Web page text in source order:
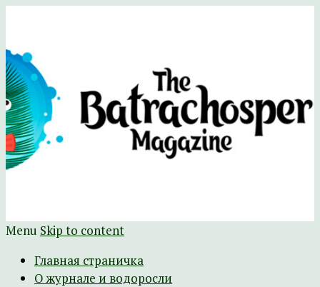
The Batrachospermum Magazine
Батрахоспермум (официальный сайт)
Menu Skip to content
Главная страничка
О журнале и водоросли